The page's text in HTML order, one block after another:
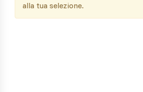
alla tua selezione.